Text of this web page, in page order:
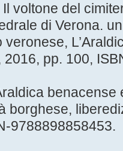
voltone del
di Verona.
2016, pp. 100,
borghese,
9788898858453.